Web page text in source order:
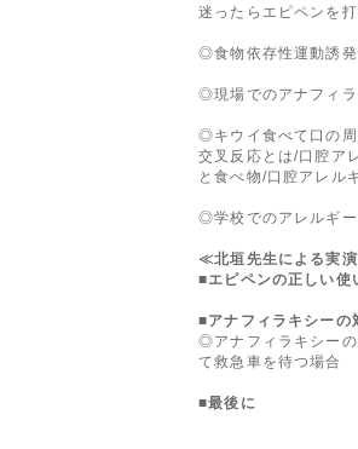
迷ったらエピペンを
◎食物依存性運動誘
◎現場でのアナフィ
◎キウイ食べて口の
交叉反応とは/口腔ア
と食べ物/口腔アレル
◎学校でのアレルギ
≪北垣先生による実
■エピペンの正しい使
■アナフィラキシーの
◎アナフィラキシー
て救急車を待つ場合
■最後に